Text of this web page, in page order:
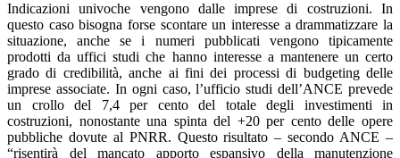
Indicazioni univoche vengono dalle imprese di costruzioni. In
questo caso bisogna forse scontare un interesse a drammatizzare la
situazione, anche se i numeri pubblicati vengono tipicamente
prodotti da uffici studi che hanno interesse a mantenere un certo
grado di credibilità, anche ai fini dei processi di budgeting delle
imprese associate. In ogni caso, l’ufficio studi dell’ANCE prevede
un crollo del 7,4 per cento del totale degli investimenti in
costruzioni, nonostante una spinta del +20 per cento delle opere
pubbliche dovute al PNRR. Questo risultato – secondo ANCE –
“risentirà del mancato apporto espansivo della manutenzione